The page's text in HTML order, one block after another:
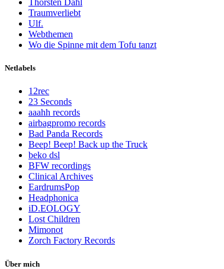
Thorsten Dahl
Traumverliebt
Ulf.
Webthemen
Wo die Spinne mit dem Tofu tanzt
Netlabels
12rec
23 Seconds
aaahh records
airbagpromo records
Bad Panda Records
Beep! Beep! Back up the Truck
beko dsl
BFW recordings
Clinical Archives
EardrumsPop
Headphonica
iD.EOLOGY
Lost Children
Mimonot
Zorch Factory Records
Über mich